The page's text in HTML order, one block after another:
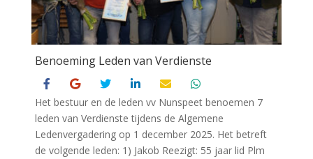
Benoeming Leden van Verdienste
Het bestuur en de leden vv Nunspeet benoemen 7
leden van Verdienste tijdens de Algemene
Ledenvergadering op 1 december 2025. Het betreft
de volgende leden: 1) Jakob Reezigt: 55 jaar lid Plm